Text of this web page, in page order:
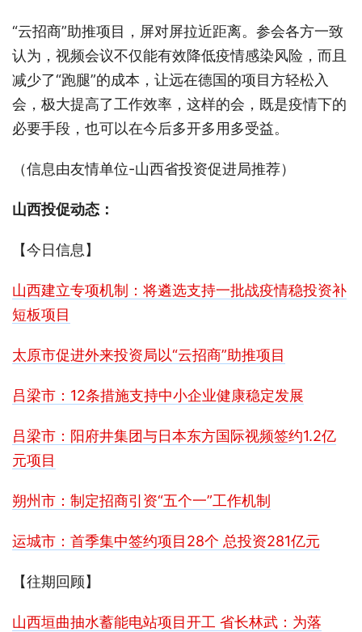
“云招商”助推项目，屏对屏拉近距离。参会各方一致
认为，视频会议不仅能有效降低疫情感染风险，而且
减少了“跑腿”的成本，让远在德国的项目方轻松入
会，极大提高了工作效率，这样的会，既是疫情下的
必要手段，也可以在今后多开多用多受益。
（信息由友情单位-山西省投资促进局推荐）
山西投促动态：
【今日信息】
山西建立专项机制：将遴选支持一批战疫情稳投资补
短板项目
太原市促进外来投资局以“云招商”助推项目
吕梁市：12条措施支持中小企业健康稳定发展
吕梁市：阳府井集团与日本东方国际视频签约1.2亿
元项目
朔州市：制定招商引资“五个一”工作机制
运城市：首季集中签约项目28个 总投资281亿元
【往期回顾】
山西垣曲抽水蓄能电站项目开工 省长林武：为落